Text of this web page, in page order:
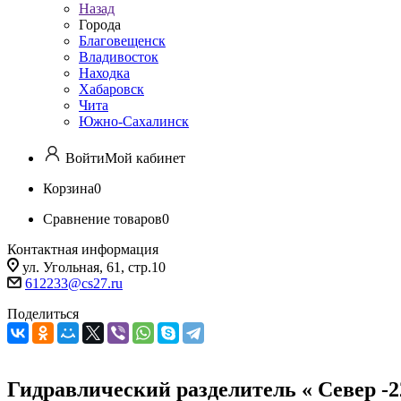
Назад
Города
Благовещенск
Владивосток
Находка
Хабаровск
Чита
Южно-Сахалинск
ВойтиМой кабинет
Корзина0
Сравнение товаров0
Контактная информация
ул. Угольная, 61, стр.10
612233@cs27.ru
Поделиться
Гидравлический разделитель « Север -